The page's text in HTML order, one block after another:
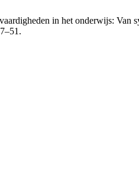
in het onderwijs: